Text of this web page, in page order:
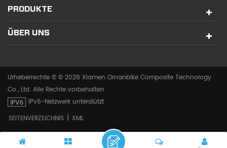
PRODUKTE
ÜBER UNS
Urheberrechte © © 2026 Xiamen Ornanbike Composite Technology
Co., Ltd. Alle Rechte vorbehalten.
IPv6-Netzwerk unterstützt
SEITENVERZEICHNIS | XML